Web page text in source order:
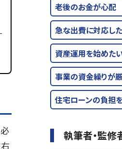
老後のお金が心配
急な出費に対応し
資産運用を始めた
事業の資金繰りが
住宅ローンの負担
執筆者・監修